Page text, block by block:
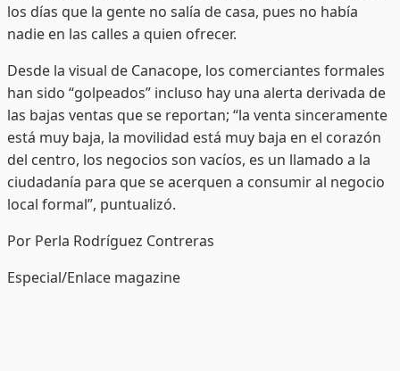
los días que la gente no salía de casa, pues no había
nadie en las calles a quien ofrecer.
Desde la visual de Canacope, los comerciantes formales
han sido “golpeados” incluso hay una alerta derivada de
las bajas ventas que se reportan; “la venta sinceramente
está muy baja, la movilidad está muy baja en el corazón
del centro, los negocios son vacíos, es un llamado a la
ciudadanía para que se acerquen a consumir al negocio
local formal”, puntualizó.
Por Perla Rodríguez Contreras
Especial/Enlace magazine